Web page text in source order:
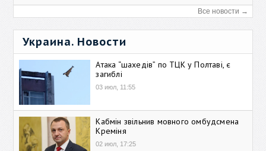
Все новости →
Украина. Новости
Атака “шахедів” по ТЦК у Полтаві, є
загиблі
03 июл, 11:55
Кабмін звільнив мовного омбудсмена
Креміня
02 июл, 17:25